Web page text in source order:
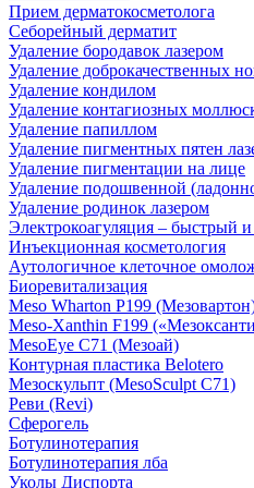
Прием дерматокосметолога
Себорейный дерматит
Удаление бородавок лазером
Удаление доброкачественных
Удаление кондилом
Удаление контагиозных
Удаление папиллом
Удаление пигментных пятен
Удаление пигментации на лице
Удаление подошвенной
Удаление родинок лазером
Электрокоагуляция – быстрый
Инъекционная косметология
Аутологичное клеточное
Биоревитализация
Meso Wharton P199
Meso-Xanthin F199
MesoEye С71 (Мезоай)
Контурная пластика Belotero
Мезоскульпт (MesoSculpt С71)
Реви (Revi)
Сферогель
Ботулинотерапия
Ботулинотерапия лба
Уколы Диспорта